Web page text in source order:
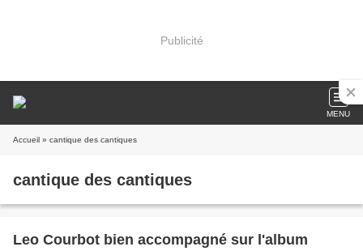
Publicité
MENU
Accueil » cantique des cantiques
cantique des cantiques
Leo Courbot bien accompagné sur l'album